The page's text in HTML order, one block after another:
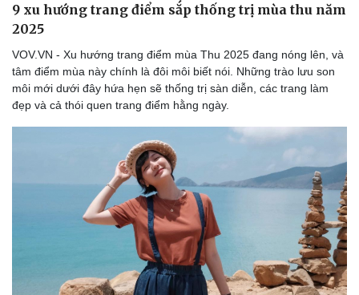
9 xu hướng trang điểm sắp thống trị mùa thu năm
2025
VOV.VN - Xu hướng trang điểm mùa Thu 2025 đang nóng lên, và
tâm điểm mùa này chính là đôi môi biết nói. Những trào lưu son
môi mới dưới đây hứa hẹn sẽ thống trị sàn diễn, các trang làm
đẹp và cả thói quen trang điểm hằng ngày.